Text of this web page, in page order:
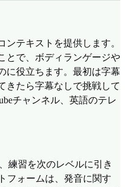
テキストを提供します。
とで、ボディランゲージや
に役立ちます。最初は字幕
きたら字幕なしで挑戦して
チャンネル、英語のテレ
練習を次のレベルに引き
フォームは、発音に関す